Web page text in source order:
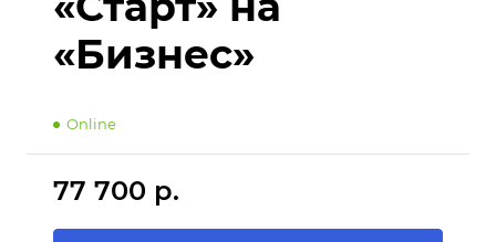
«Бизнес»
Online
77 700 р.